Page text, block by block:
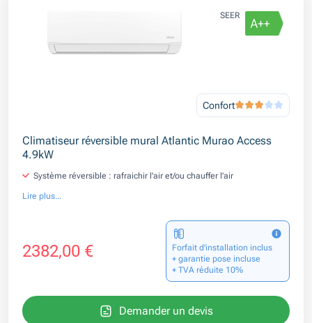
SEER
Confort
Climatiseur réversible mural Atlantic Murao Access
4.9kW
Système réversible : rafraichir l'air et/ou chauffer l'air
Lire plus...
2382,00 €
Forfait d’installation inclus
+ garantie pose incluse
+ TVA réduite 10%
Demander un devis